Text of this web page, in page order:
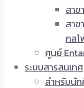
สาข
สาข
กลไ
ศูนย์
ระบบสารสนเทศ
สำหรับนั